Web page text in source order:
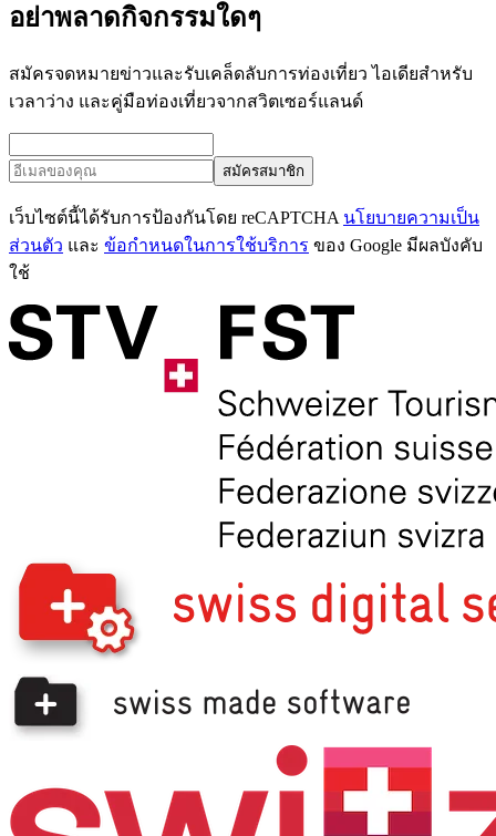
อย่าพลาดกิจกรรมใดๆ
สมัครจดหมายข่าวและรับเคล็ดลับการท่องเที่ยว ไอเดียสำหรับ
เวลาว่าง และคู่มือท่องเที่ยวจากสวิตเซอร์แลนด์
สมัครสมาชิก
เว็บไซต์นี้ได้รับการป้องกันโดย reCAPTCHA นโยบายความเป็น
ส่วนตัว และ ข้อกำหนดในการใช้บริการ ของ Google มีผลบังคับ
ใช้